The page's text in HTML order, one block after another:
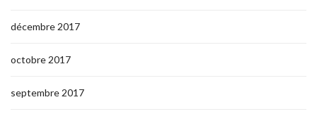
décembre 2017
octobre 2017
septembre 2017